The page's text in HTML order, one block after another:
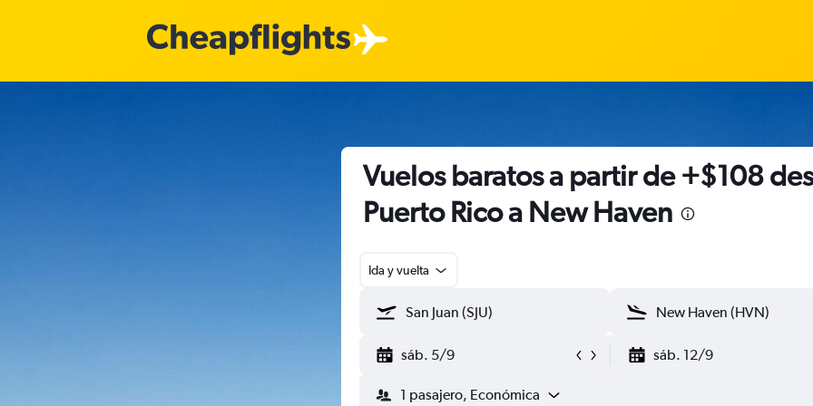
Vuelos baratos a partir de +$108
Puerto Rico a New Haven
Ida y vuelta
sáb. 5/9 sáb. 12/9
1 pasajero, Económica